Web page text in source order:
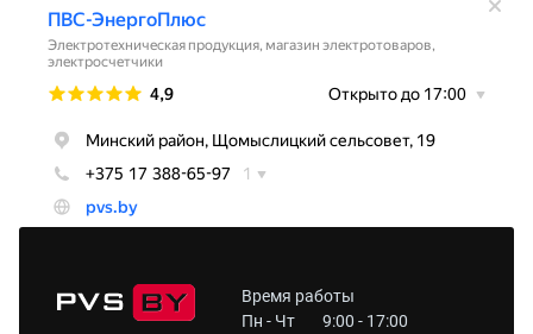
Время работы
Пн - Чт
9:00 - 17:00